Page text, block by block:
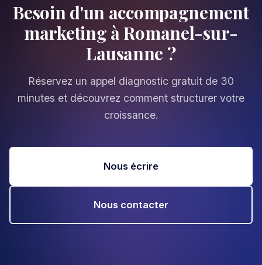
Besoin d'un accompagnement
marketing à Romanel-sur-
Lausanne ?
Réservez un appel diagnostic gratuit de 30
minutes et découvrez comment structurer votre
croissance.
Nous écrire
Nous contacter